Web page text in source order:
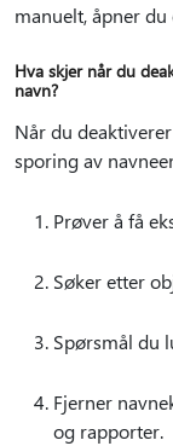
manuelt, åpner
Hva skjer når du
navn?
Når du
sporing av
Prøver å få
Søker etter
Spørsmål du
Fjerner
og rapporter.